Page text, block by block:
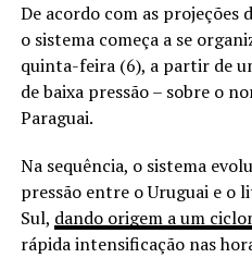
De acordo com as projeções
o sistema começa a se
quinta-feira (6), a partir de
de baixa pressão – sobre o
Paraguai.
Na sequência, o sistema
pressão entre o Uruguai e o
Sul, dando origem a um
rápida intensificação nas